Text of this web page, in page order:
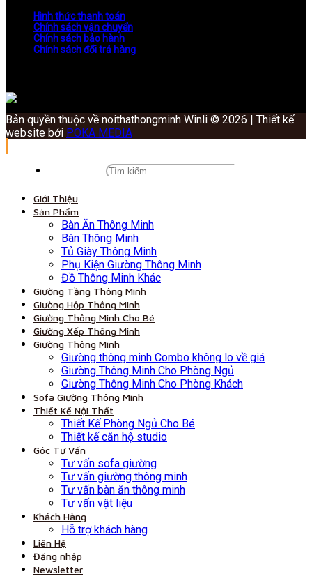
Hình thức thanh toán
Chính sách vận chuyển
Chính sách bảo hành
Chính sách đổi trả hàng
Bản quyền thuộc về noithathongminh Winli © 2026 | Thiết kế
website bởi POKA MEDIA
Giới Thiệu
Sản Phẩm
Bàn Ăn Thông Minh
Bàn Thông Minh
Tủ Giày Thông Minh
Phụ Kiện Giường Thông Minh
Đồ Thông Minh Khác
Giường Tầng Thông Minh
Giường Hộp Thông Minh
Giường Thông Minh Cho Bé
Giường Xếp Thông Minh
Giường Thông Minh
Giường thông minh Combo không lo về giá
Giường Thông Minh Cho Phòng Ngủ
Giường Thông Minh Cho Phòng Khách
Sofa Giường Thông Minh
Thiết Kế Nội Thất
Thiết Kế Phòng Ngủ Cho Bé
Thiết kế căn hộ studio
Góc Tư Vấn
Tư vấn sofa giường
Tư vấn giường thông minh
Tư vấn bàn ăn thông minh
Tư vấn vật liệu
Khách Hàng
Hỗ trợ khách hàng
Liên Hệ
Đăng nhập
Newsletter